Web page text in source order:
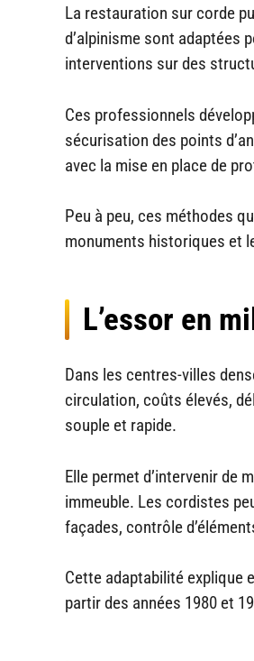
La restauration sur corde
d’alpinisme sont adaptées
interventions sur des
Ces professionnels
sécurisation des points
avec la mise en place de
Peu à peu, ces méthodes
monuments historiques et
L’essor en
Dans les centres-villes
circulation, coûts élevés,
souple et rapide.
Elle permet d’intervenir de
immeuble. Les cordistes
façades, contrôle
Cette adaptabilité explique
partir des années 1980 et